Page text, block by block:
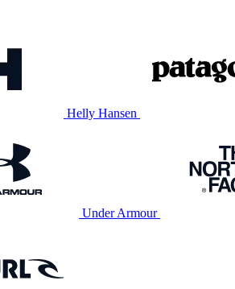
Helly Hansen
Under Armour